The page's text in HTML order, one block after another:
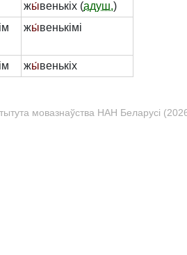
жы́венькіх (адуш.)
жы́венькімі
жы́венькіх
мовазнаўства НАН Беларусі